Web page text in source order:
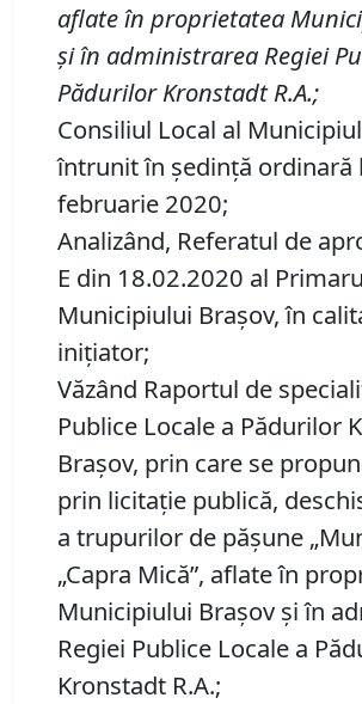
aflate în proprietatea
şi în administrarea Regiei
Pădurilor Kronstadt R.A.;
Consiliul Local al
întrunit în ședință ordinară
februarie 2020;
Analizând, Referatul de
E din 18.02.2020 al
Municipiului Braşov, în
inițiator;
Văzând Raportul de
Publice Locale a Pădurilor
Brașov, prin care se
prin licitaţie publică,
a trupurilor de păşune
„Capra Mică”, aflate în
Municipiului Braşov şi în
Regiei Publice Locale a
Kronstadt R.A.;